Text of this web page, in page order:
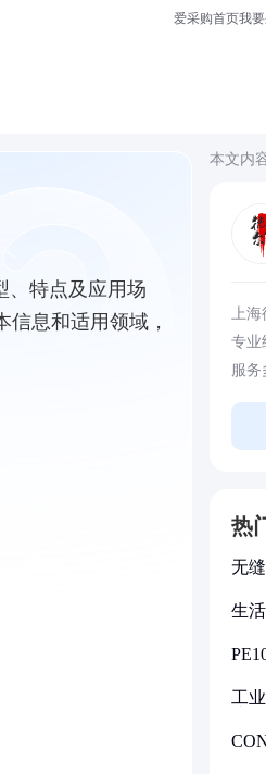
爱采购首页我
、特点及应用场
息和适用领域，
本文内
上海
专业
服务
热
无
生
工